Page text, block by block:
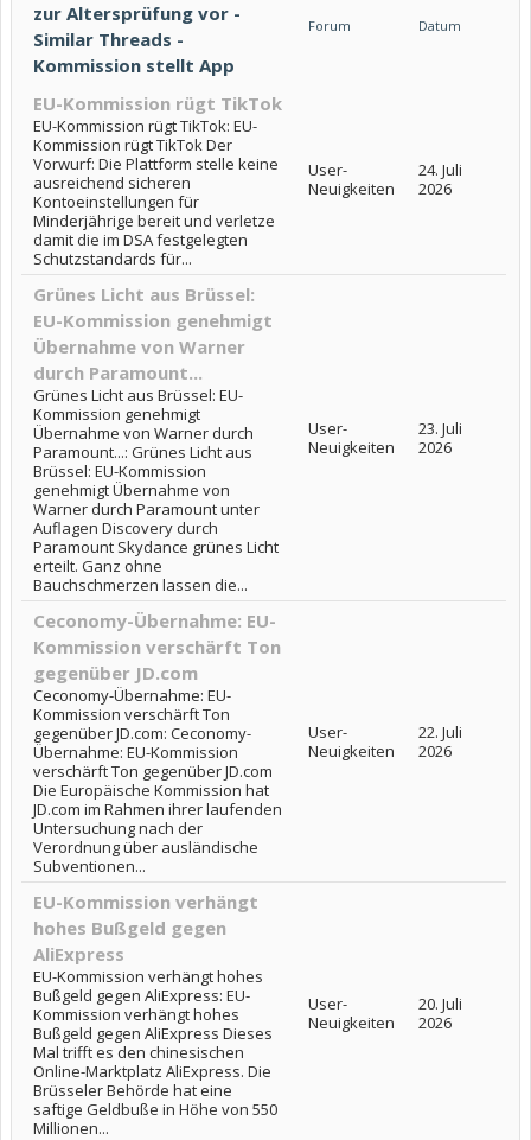
zur Altersprüfung vor -
Similar Threads -
Kommission stellt App
Forum Datum
EU-Kommission rügt TikTok
EU-Kommission rügt TikTok: EU-
Kommission rügt TikTok Der
Vorwurf: Die Plattform stelle keine
ausreichend sicheren
Kontoeinstellungen für
Minderjährige bereit und verletze
damit die im DSA festgelegten
Schutzstandards für...
User-
Neuigkeiten
24. Juli
2026
Grünes Licht aus Brüssel:
EU-Kommission genehmigt
Übernahme von Warner
durch Paramount...
Grünes Licht aus Brüssel: EU-
Kommission genehmigt
Übernahme von Warner durch
Paramount...: Grünes Licht aus
Brüssel: EU-Kommission
genehmigt Übernahme von
Warner durch Paramount unter
Auflagen Discovery durch
Paramount Skydance grünes Licht
erteilt. Ganz ohne
Bauchschmerzen lassen die...
User-
Neuigkeiten
23. Juli
2026
Ceconomy-Übernahme: EU-
Kommission verschärft Ton
gegenüber JD.com
Ceconomy-Übernahme: EU-
Kommission verschärft Ton
gegenüber JD.com: Ceconomy-
Übernahme: EU-Kommission
verschärft Ton gegenüber JD.com
Die Europäische Kommission hat
JD.com im Rahmen ihrer laufenden
Untersuchung nach der
Verordnung über ausländische
Subventionen...
User-
Neuigkeiten
22. Juli
2026
EU-Kommission verhängt
hohes Bußgeld gegen
AliExpress
EU-Kommission verhängt hohes
Bußgeld gegen AliExpress: EU-
Kommission verhängt hohes
Bußgeld gegen AliExpress Dieses
Mal trifft es den chinesischen
Online-Marktplatz AliExpress. Die
Brüsseler Behörde hat eine
saftige Geldbuße in Höhe von 550
Millionen...
User-
Neuigkeiten
20. Juli
2026